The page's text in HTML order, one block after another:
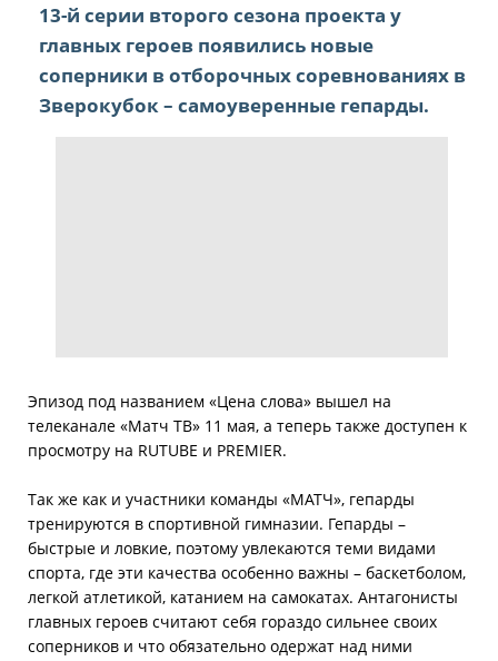
13-й серии второго сезона проекта у
главных героев появились новые
соперники в отборочных соревнованиях в
Зверокубок – самоуверенные гепарды.
Эпизод под названием «Цена слова» вышел на
телеканале «Матч ТВ» 11 мая, а теперь также доступен к
просмотру на RUTUBE и PREMIER.
Так же как и участники команды «МАТЧ», гепарды
тренируются в спортивной гимназии. Гепарды –
быстрые и ловкие, поэтому увлекаются теми видами
спорта, где эти качества особенно важны – баскетболом,
легкой атлетикой, катанием на самокатах. Антагонисты
главных героев считают себя гораздо сильнее своих
соперников и что обязательно одержат над ними